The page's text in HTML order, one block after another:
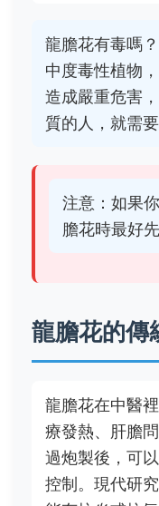
龍膽花有毒嗎
中度毒性植物
造成嚴重危害
質的人，就需要
注意：如果
膽花時最好
龍膽花的傳
龍膽花在中醫
療發熱、肝膽
過炮製後，可
控制。現代研